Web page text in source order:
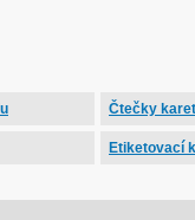
Čtečky karet
Etiketovací